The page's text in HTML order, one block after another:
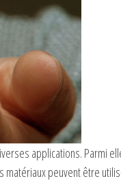
applications. Parmi
peuvent être